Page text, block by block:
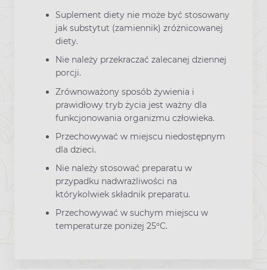
Suplement diety nie może być stosowany
jak substytut (zamiennik) zróżnicowanej
diety.
Nie należy przekraczać zalecanej dziennej
porcji.
Zrównoważony sposób żywienia i
prawidłowy tryb życia jest ważny dla
funkcjonowania organizmu człowieka.
Przechowywać w miejscu niedostępnym
dla dzieci.
Nie należy stosować preparatu w
przypadku nadwrażliwości na
którykolwiek składnik preparatu.
Przechowywać w suchym miejscu w
temperaturze poniżej 25ºC.